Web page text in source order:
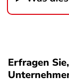
Erfragen